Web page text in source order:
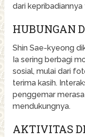
dari
HUBUNGAN
Shin Sae-kyeong
Ia sering berbagi
sosial, mulai dari
terima kasih.
penggemar
mendukungnya.
AKTIVITAS